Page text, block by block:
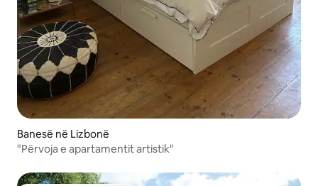
Banesë në Lizbonë
"Përvoja e apartamentit artistik"